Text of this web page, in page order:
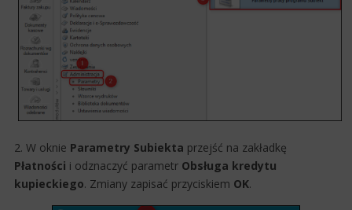
2. W oknie Parametry Subiekta przejść na zakładkę
Płatności i odznaczyć parametr Obsługa kredytu
kupieckiego. Zmiany zapisać przyciskiem OK.